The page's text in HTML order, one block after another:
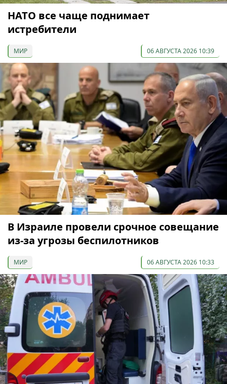
НАТО все чаще поднимает
истребители
МИР 06 АВГУСТА 2026 10:39
В Израиле провели срочное совещание
из-за угрозы беспилотников
МИР 06 АВГУСТА 2026 10:33